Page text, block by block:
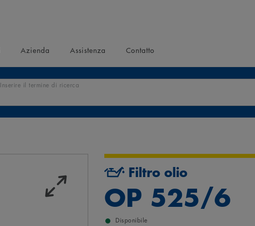
Azienda Assistenza Contatto
Inserire il termine di ricerca
Filtro olio
OP 525/6
Disponibile